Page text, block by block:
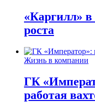
«Каргилл»
роста
Жизнь в компании
ГК
работая